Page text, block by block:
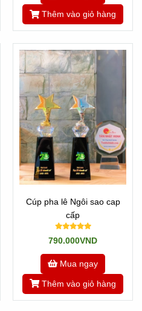
Thêm vào giỏ hàng
Cúp pha lê Ngôi sao cap
cấp
790.000VND
Mua ngay
Thêm vào giỏ hàng